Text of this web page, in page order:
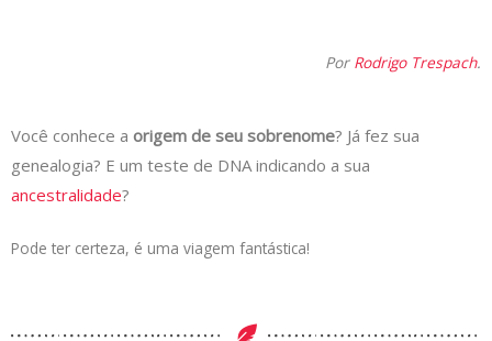
Por Rodrigo Trespach.
Você conhece a origem de seu sobrenome? Já fez sua
genealogia? E um teste de DNA indicando a sua
ancestralidade?
Pode ter certeza, é uma viagem fantástica!